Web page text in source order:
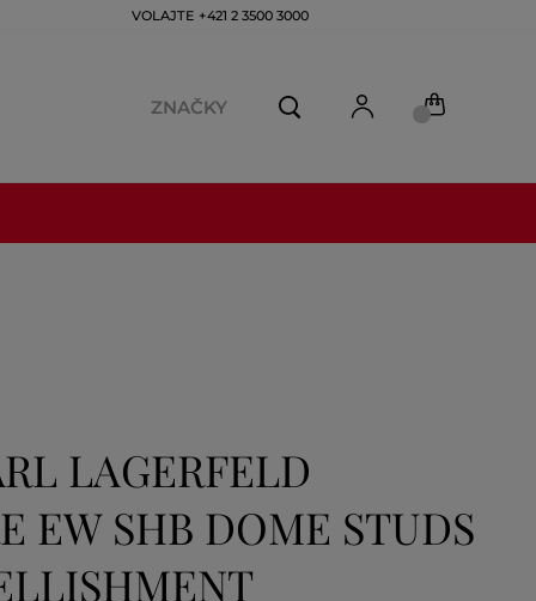
VOLAJTE +421 2 3500 3000
ZNAČKY
LAGERFELD
EW SHB DOME STUDS